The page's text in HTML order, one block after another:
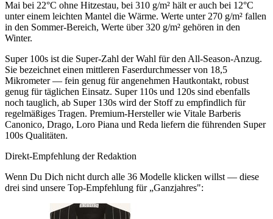
Mai bei 22°C ohne Hitzestau, bei 310 g/m² hält er auch bei 12°C
unter einem leichten Mantel die Wärme. Werte unter 270 g/m² fallen
in den Sommer-Bereich, Werte über 320 g/m² gehören in den
Winter.
Super 100s ist die Super-Zahl der Wahl für den All-Season-Anzug.
Sie bezeichnet einen mittleren Faserdurchmesser von 18,5
Mikrometer — fein genug für angenehmen Hautkontakt, robust
genug für täglichen Einsatz. Super 110s und 120s sind ebenfalls
noch tauglich, ab Super 130s wird der Stoff zu empfindlich für
regelmäßiges Tragen. Premium-Hersteller wie Vitale Barberis
Canonico, Drago, Loro Piana und Reda liefern die führenden Super
100s Qualitäten.
Direkt-Empfehlung der Redaktion
Wenn Du Dich nicht durch alle 36 Modelle klicken willst — diese
drei sind unsere Top-Empfehlung für „Ganzjahres":